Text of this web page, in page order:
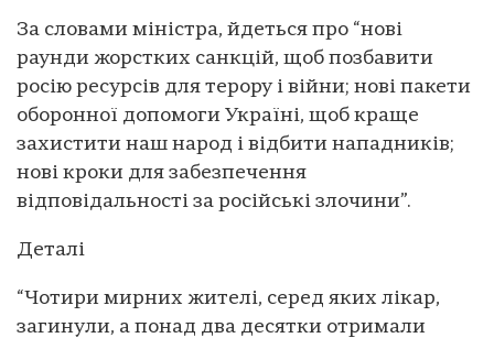
За словами міністра, йдеться про “нові
раунди жорстких санкцій, щоб позбавити
росію ресурсів для терору і війни; нові пакети
оборонної допомоги Україні, щоб краще
захистити наш народ і відбити нападників;
нові кроки для забезпечення
відповідальності за російські злочини”.
Деталі
“Чотири мирних жителі, серед яких лікар,
загинули, а понад два десятки отримали